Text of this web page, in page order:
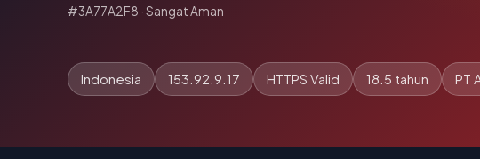
#3A77A2F8 · Sangat Aman
Indonesia 153.92.9.17 HTTPS Valid 18.5 tahun PT